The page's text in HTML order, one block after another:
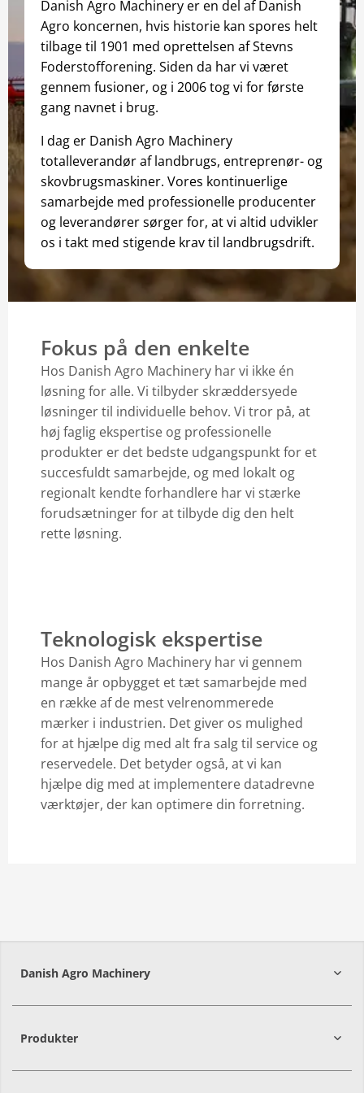
Markedsvej 138
9700 Brønderslev
9633 0305
Brønderslev
Hannerupvej 21
9620 Aalestrup
9633 0306
Hvam
Vis vej
6000Kolding
Kolding
Danish Agro Machinery Nexø
Industrivej 8
3730Nexø
5649 2045
Nexø
Vis vej
Danish Agro Machinery er en del af Danish
Agro koncernen, hvis historie kan spores helt
tilbage til 1901 med oprettelsen af Stevns
Foderstofforening. Siden da har vi været
gennem fusioner, og i 2006 tog vi for første
gang navnet i brug.
I dag er Danish Agro Machinery
totalleverandør af landbrugs, entreprenør- og
skovbrugsmaskiner. Vores kontinuerlige
samarbejde med professionelle producenter
og leverandører sørger for, at vi altid udvikler
os i takt med stigende krav til landbrugsdrift.
Fokus på den enkelte
Hos Danish Agro Machinery har vi ikke én
løsning for alle. Vi tilbyder skræddersyede
løsninger til individuelle behov. Vi tror på, at
høj faglig ekspertise og professionelle
produkter er det bedste udgangspunkt for et
succesfuldt samarbejde, og med lokalt og
regionalt kendte forhandlere har vi stærke
forudsætninger for at tilbyde dig den helt
rette løsning.
Teknologisk ekspertise
Hos Danish Agro Machinery har vi gennem
mange år opbygget et tæt samarbejde med
en række af de mest velrenommerede
mærker i industrien. Det giver os mulighed
for at hjælpe dig med alt fra salg til service og
reservedele. Det betyder også, at vi kan
hjælpe dig med at implementere datadrevne
værktøjer, der kan optimere din forretning.
Danish Agro Machinery
9700Brønderslev
Produkter